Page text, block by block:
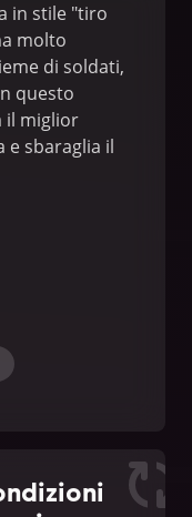
in stile "tiro
molto
di soldati,
questo
il miglior
e sbaraglia il